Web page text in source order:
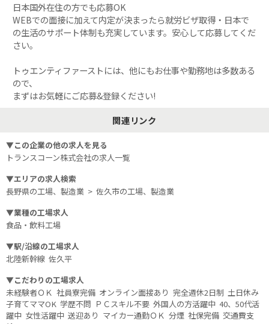
日本国外在住の方でも応募OK
WEBでの面接に加えて内定が決まったら就労ビザ取得・日本で
の生活のサポート体制も充実しています。安心して応募してくだ
さい。
トゥエンティファーストには、他にもお仕事や勤務地は多数ある
ので、
まずはお気軽にご応募&登録ください!
関連リンク
▼この企業の他の求人を見る
トランスコーン株式会社の求人一覧
▼エリアの求人検索
長野県の工場、製造業 > 佐久市の工場、製造業
▼業種の工場求人
食品・飲料工場
▼駅/沿線の工場求人
北陸新幹線 佐久平
▼こだわりの工場求人
未経験者ＯＫ 社員寮完備 オンライン面接あり 完全週休2日制 土日休み
子育てママOK 学歴不問 ＰＣスキル不要 外国人の方活躍中 40、50代活
躍中 女性活躍中 送迎あり マイカー通勤ＯＫ 分煙 社保完備 交通費支